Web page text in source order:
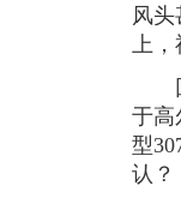
风
上，
回
于高
型
认？